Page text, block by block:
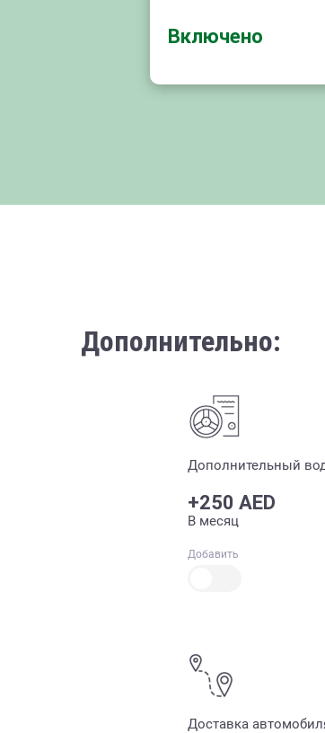
Включено
Дополнительно:
Дополнительный
+250 AED
В месяц
Добавить
Доставка